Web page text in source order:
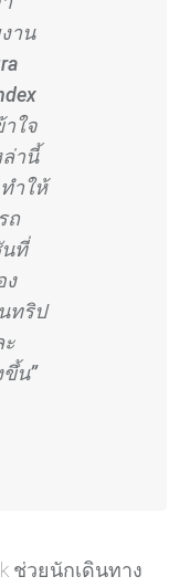
าน
าใจ
านี้
ำให้
ถ
ที่
ง
ทริป
น”
ช่วยนักเดินทาง